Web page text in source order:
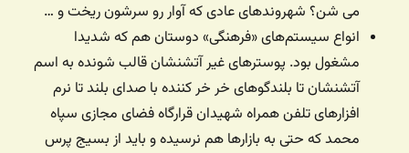
می شن؟ شهروندهای عادی که آوار رو سرشون ریخت و …
انواع سیستم‌های «فرهنگی» دوستان هم که شدیدا
مشغول بود. پوسترهای غیر آتشنشان قالب شونده به اسم
آتشنشان تا بلندگوهای خر خر کننده با صدای بلند تا نرم
افزارهای تلفن همراه شهیدان قرارگاه فضای مجازی سپاه
محمد که حتی به بازارها هم نرسیده و باید از بسیج پرس